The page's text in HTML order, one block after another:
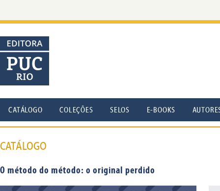
CATÁLOGO COLEÇÕES SELOS E-BOOKS
CATÁLOGO
O método do método: o original perdido